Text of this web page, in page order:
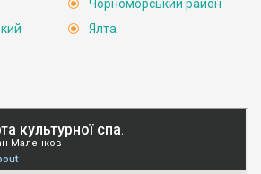
Чорноморський район
Ялта